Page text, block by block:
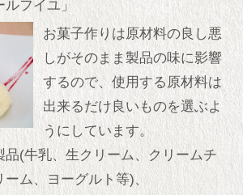
フイユ」
お菓子作りは原材料の良し悪
しがそのまま製品の味に影響
するので、使用する原材料は
出来るだけ良いものを選ぶよ
うにしています。
品(牛乳、生クリーム、クリームチ
ーム、ヨーグルト等)、
の滞在を楽しむ
ブに旅を楽しむ
山観光
ョン